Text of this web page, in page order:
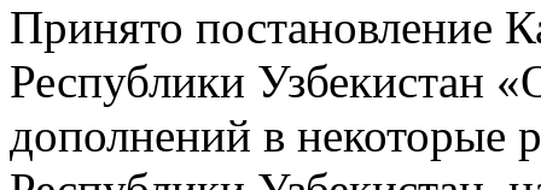
Принято постановление
Республики Узбекистан
дополнений в некоторые